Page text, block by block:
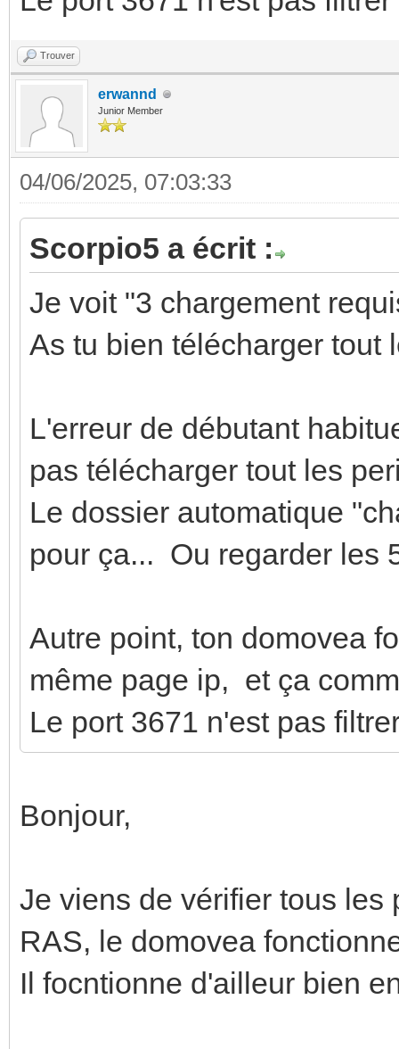
Trouver
erwannd
Junior Member
04/06/2025, 07:03:33
Scorpio5 a écrit :
Je voit "3 chargement
As tu bien télécharger tout
L'erreur de débutant
pas télécharger tout les
Le dossier automatique
pour ça... Ou regarder les
Autre point, ton domovea
même page ip, et ça
Le port 3671 n'est pas
Bonjour,
Je viens de vérifier tous les
RAS, le domovea
Il focntionne d'ailleur bien